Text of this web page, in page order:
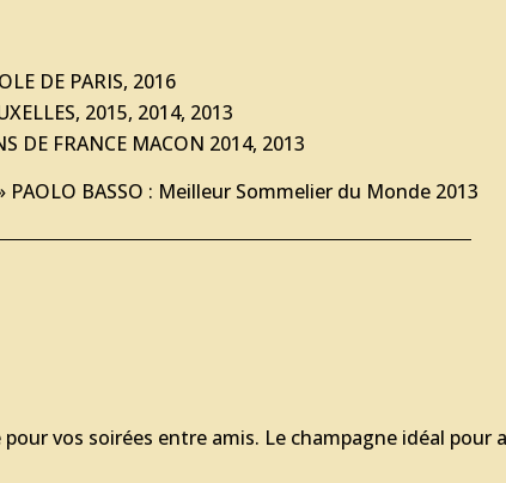
DE PARIS, 2016
2015, 2014, 2013
DE FRANCE MACON 2014, 2013
BASSO : Meilleur Sommelier du Monde 2013
vos soirées entre amis. Le champagne idéal pour